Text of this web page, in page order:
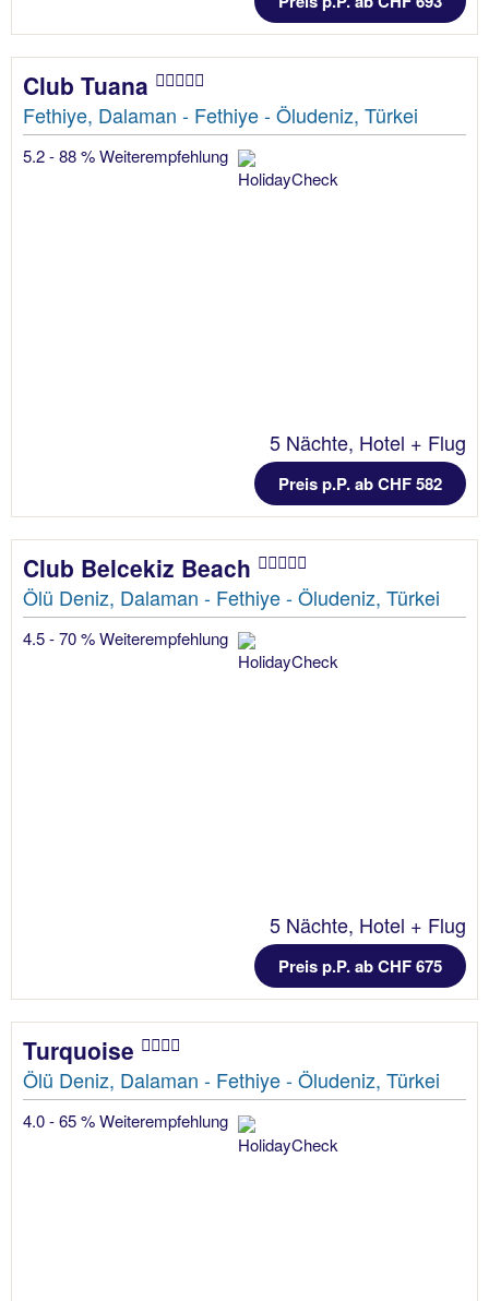
Club Tuana
Fethiye, Dalaman - Fethiye - Öludeniz, Türkei
5.2 - 88 % Weiterempfehlung
5 Nächte, Hotel + Flug
Preis p.P. ab CHF 582
Club Belcekiz Beach
Ölü Deniz, Dalaman - Fethiye - Öludeniz, Türkei
4.5 - 70 % Weiterempfehlung
5 Nächte, Hotel + Flug
Preis p.P. ab CHF 675
Turquoise
Ölü Deniz, Dalaman - Fethiye - Öludeniz, Türkei
4.0 - 65 % Weiterempfehlung